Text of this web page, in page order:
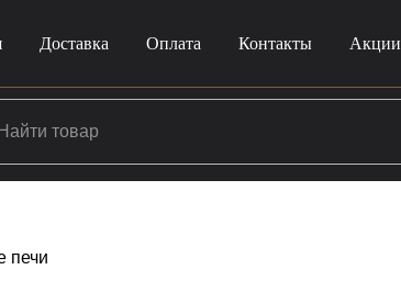
Доставка Оплата Контакты Акции
печи